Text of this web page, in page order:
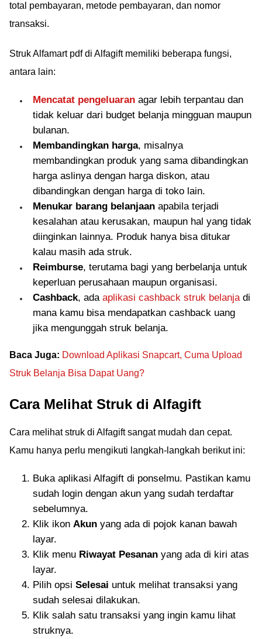
total pembayaran, metode pembayaran, dan nomor
transaksi.
Struk Alfamart pdf di Alfagift memiliki beberapa fungsi,
antara lain:
Mencatat pengeluaran agar lebih terpantau dan
tidak keluar dari budget belanja mingguan maupun
bulanan.
Membandingkan harga, misalnya
membandingkan produk yang sama dibandingkan
harga aslinya dengan harga diskon, atau
dibandingkan dengan harga di toko lain.
Menukar barang belanjaan apabila terjadi
kesalahan atau kerusakan, maupun hal yang tidak
diinginkan lainnya. Produk hanya bisa ditukar
kalau masih ada struk.
Reimburse, terutama bagi yang berbelanja untuk
keperluan perusahaan maupun organisasi.
Cashback, ada aplikasi cashback struk belanjadi
mana kamu bisa mendapatkan cashback uang
jika mengunggah struk belanja.
Baca Juga: Download Aplikasi Snapcart, Cuma Upload
Struk Belanja Bisa Dapat Uang?
Cara Melihat Struk di Alfagift
Cara melihat struk di Alfagift sangat mudah dan cepat.
Kamu hanya perlu mengikuti langkah-langkah berikut ini:
Buka aplikasi Alfagift di ponselmu. Pastikan kamu
sudah login dengan akun yang sudah terdaftar
sebelumnya.
Klik ikon Akun yang ada di pojok kanan bawah
layar.
Klik menu Riwayat Pesanan yang ada di kiri atas
layar.
Pilih opsi Selesai untuk melihat transaksi yang
sudah selesai dilakukan.
Klik salah satu transaksi yang ingin kamu lihat
struknya.